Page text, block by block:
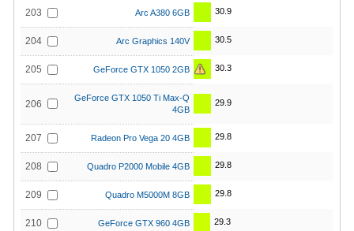
203 Arc A380 6GB 30.9
204 Arc Graphics 140V 30.5
205 GeForce GTX 1050 2GB 30.3
206
GeForce GTX 1050 Ti Max-Q
4GB
29.9
207 Radeon Pro Vega 20 4GB 29.8
208 Quadro P2000 Mobile 4GB 29.8
209 Quadro M5000M 8GB 29.8
210 GeForce GTX 960 4GB 29.3